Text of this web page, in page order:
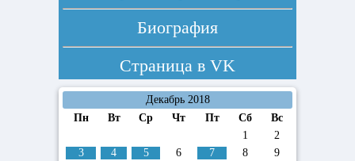
Биография
Страница в VK
Декабрь 2018
Пн
Вт Ср Чт Пт Сб
Вс
1
2
3
4 5 6 7 8
9